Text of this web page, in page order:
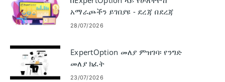
አማራጮችን ይገበያዩ - ደረጃ በደረጃ
የግብይት መመሪያ
28/07/2026
ExpertOption መለያ ምዝገባ፡ የንግድ
መለያ ክፈት
23/07/2026